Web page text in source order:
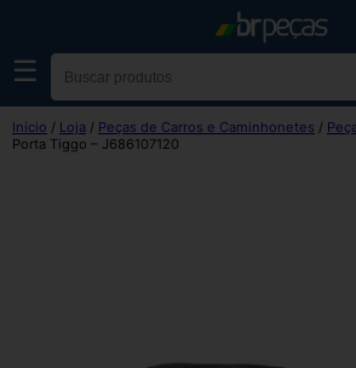
☰
Início / Loja / Peças de Carros e Caminhonetes /
Porta Tiggo – J686107120